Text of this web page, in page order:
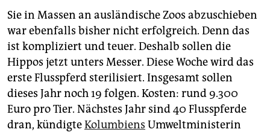
Sie in Massen an ausländische Zoos abzuschieben
war ebenfalls bisher nicht erfolgreich. Denn das
ist kompliziert und teuer. Deshalb sollen die
Hippos jetzt unters Messer. Diese Woche wird das
erste Flusspferd sterilisiert. Insgesamt sollen
dieses Jahr noch 19 folgen. Kosten: rund 9.300
Euro pro Tier. Nächstes Jahr sind 40 Flusspferde
dran, kündigteKolumbiens Umweltministerin